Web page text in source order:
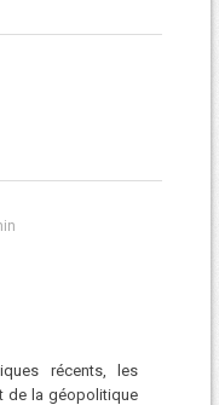
récents, les
de la géopolitique